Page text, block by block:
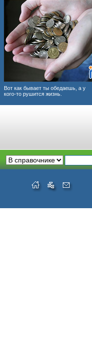
Вот как бывает ты обедаешь, а у
кого-то рушится жизнь.